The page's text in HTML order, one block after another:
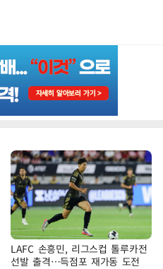
LAFC 손흥민, 리그스컵 톨루카전
선발 출격…득점포 재가동 도전